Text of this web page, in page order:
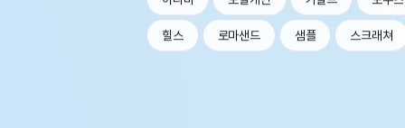
힐스 로마샌드 샘플 스크래쳐